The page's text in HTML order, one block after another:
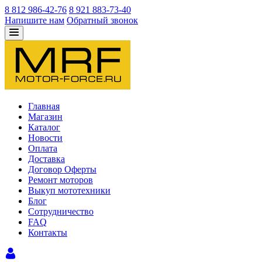
8 812 986-42-76 8 921 883-73-40
Напишите нам Обратный звонок
Главная
Магазин
Каталог
Новости
Оплата
Доставка
Договор Оферты
Ремонт моторов
Выкуп мототехники
Блог
Сотрудничество
FAQ
Контакты